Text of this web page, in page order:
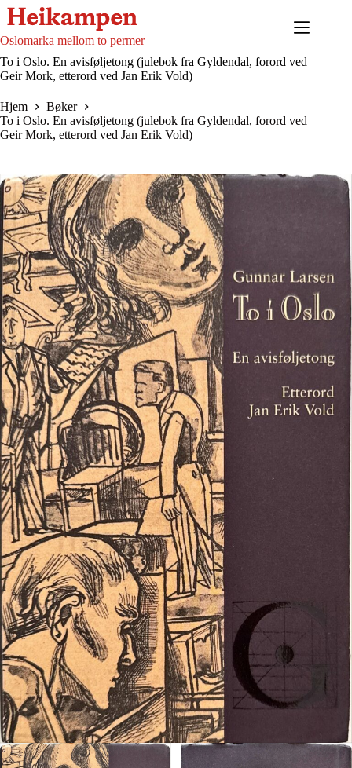
Hopp
til
innholdet
Oslomarka mellom to permer
To i Oslo. En avisføljetong (julebok fra Gyldendal, forord ved
Geir Mork, etterord ved Jan Erik Vold)
Hjem
Bøker
To i Oslo. En avisføljetong (julebok fra Gyldendal, forord ved
Geir Mork, etterord ved Jan Erik Vold)